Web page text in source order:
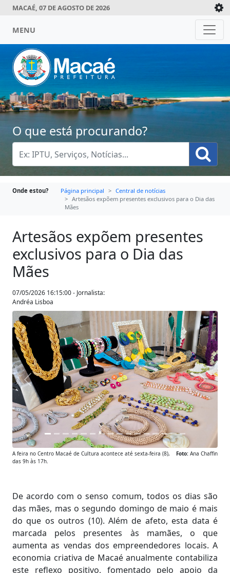
MACAÉ, 07 DE AGOSTO DE 2026
MENU
O que está procurando?
Onde estou? Página principal
Central de notícias
Artesãos expõem presentes exclusivos para o Dia das
Mães
Artesãos expõem presentes
exclusivos para o Dia das
Mães
07/05/2026 16:15:00 - Jornalista:
Andréa Lisboa
Anterior
Foto: Ana Chaffin
A feira no Centro Macaé de Cultura acontece até sexta-feira (8),
das 9h às 17h.
De acordo com o senso comum, todos os dias são
das mães, mas o segundo domingo de maio é mais
do que os outros (10). Além de afeto, esta data é
marcada pelos presentes às mamães, o que
aumenta as vendas dos empreendedores locais. A
economia criativa de Macaé anualmente contabiliza
este reflexo positivo, fomentado pelo apoio da